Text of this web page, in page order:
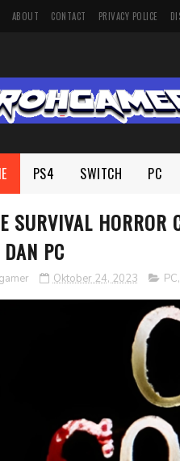
ABOUT CONTACT PRIVACY POLICE
PS4 SWITCH PC
SURVIVAL
PC
Oktober 24, 2023 PC,